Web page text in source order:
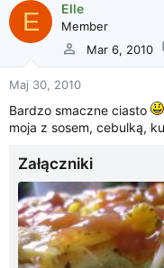
E Elle
Member
Mar 6, 2010
Maj 30, 2010
Bardzo smaczne ciasto
moja z sosem, cebulką,
Załączniki